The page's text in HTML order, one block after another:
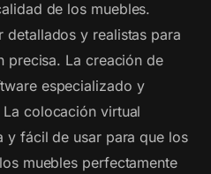
de los muebles.
detallados y realistas para
precisa. La creación de
especializado y
colocación virtual
y fácil de usar para que los
muebles perfectamente